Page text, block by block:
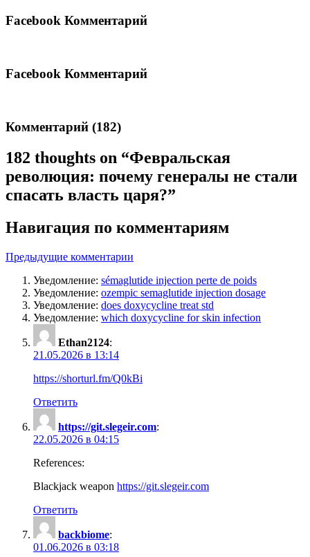
Facebook Комментарий
Facebook Комментарий
Комментарий (182)
182 thoughts on “Февральская
революция: почему генералы не стали
спасать власть царя?”
Навигация по комментариям
Предыдущие комментарии
Уведомление: sémaglutide injection perte de poids
Уведомление: ozempic semaglutide injection dosage
Уведомление: does doxycycline treat std
Уведомление: which doxycycline for skin infection
Ethan2124:
21.05.2026 в 13:14
https://shorturl.fm/Q0kBi
Ответить
https://git.slegeir.com:
22.05.2026 в 04:15
References:
Blackjack weapon https://git.slegeir.com
Ответить
backbiome:
01.06.2026 в 03:18